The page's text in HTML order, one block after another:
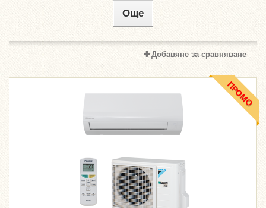
Още
Добавяне за сравняване
ПРОМО